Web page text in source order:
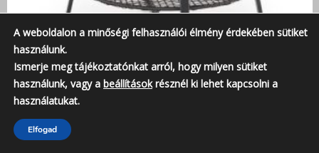
A weboldalon a minőségi felhasználói élmény érdekében sütiket
használunk.
Ismerje meg tájékoztatónkat arról, hogy milyen sütiket
használunk, vagy a beállításokrésznél ki lehet kapcsolni a
használatukat.
Elfogad